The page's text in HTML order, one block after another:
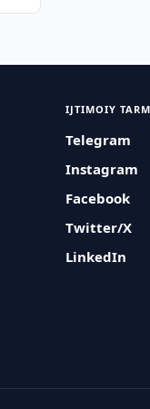
IJTIMOIY
Telegram
Instagram
Facebook
Twitter/X
LinkedIn